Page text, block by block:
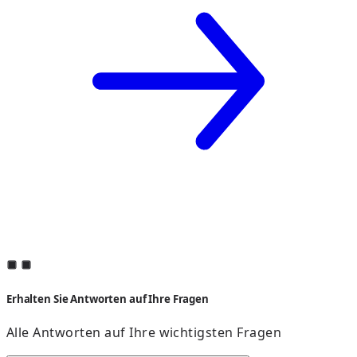
Erhalten Sie Antworten auf Ihre Fragen
Alle Antworten auf Ihre wichtigsten Fragen